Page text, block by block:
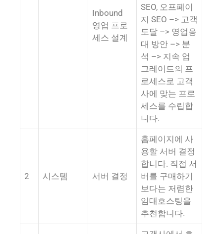
Inbound
영업 프로
세스 설계
SEO, 오프페이
지 SEO –> 고객
도달 –> 영업응
대 방안 –> 분
석 –> 지속 업
그레이드의 프
로세스로 고객
사에 맞는 프로
세스를 수립합
니다.
2 시스템 서버 결정
홈페이지에 사
용할 서버 결정
합니다. 직접 서
버를 구매하기
보다는 저렴한
임대호스팅을
추천합니다.